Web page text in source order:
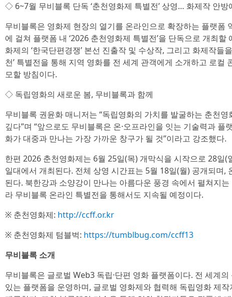
◇ 6~7월 무비블록 단독 ‘춘천영화제 특별전’ 상영… 화제작 안방
무비블록은 영화제 현장의 열기를 온라인으로 확장하는 플랫폼
에 걸쳐 플랫폼 내 ‘2026 춘천영화제 특별전’을 단독으로 개최
화제의 ‘한국단편경쟁’ 본선 진출작 및 수상작, 그리고 화제작들
천’ 특별전을 통해 지역 영화를 전 세계 관객에게 소개하고 로컬
모할 방침이다.
◇ 독립영화의 새로운 봄, 무비블록과 함께
무비블록 권윤화 매니저는 “독립영화의 가치를 발굴하는 춘천
깊다”며 “앞으로도 무비블록은 온·오프라인을 잇는 기술력과 플
화가 대중과 만나는 가장 가까운 창구가 될 것”이라고 강조했다.
한편 2026 춘천영화제는 6월 25일(목) 개막식을 시작으로 28일(
일대에서 개최된다. 전체 상영 시간표는 5월 18일(월) 공개되며,
된다. 북한강과 소양강이 만나는 아름다운 풍경 속에서 펼쳐지
라 무비블록 온라인 특별전을 통해서도 지속될 예정이다.
※ 춘천영화제: http://ccff.or.kr
※ 춘천영화제 텀블벅: https://tumblbug.com/ccff13
무비블록 소개
무비블록은 글로벌 Web3 독립·단편 영화 플랫폼이다. 전 세계
있는 플랫폼을 운영하며, 글로벌 영화제와 협력해 독립영화 제